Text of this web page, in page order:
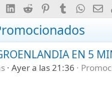
LinkedIn
RedditPinterestTumblr
EN 5
Ayer a las 21:36